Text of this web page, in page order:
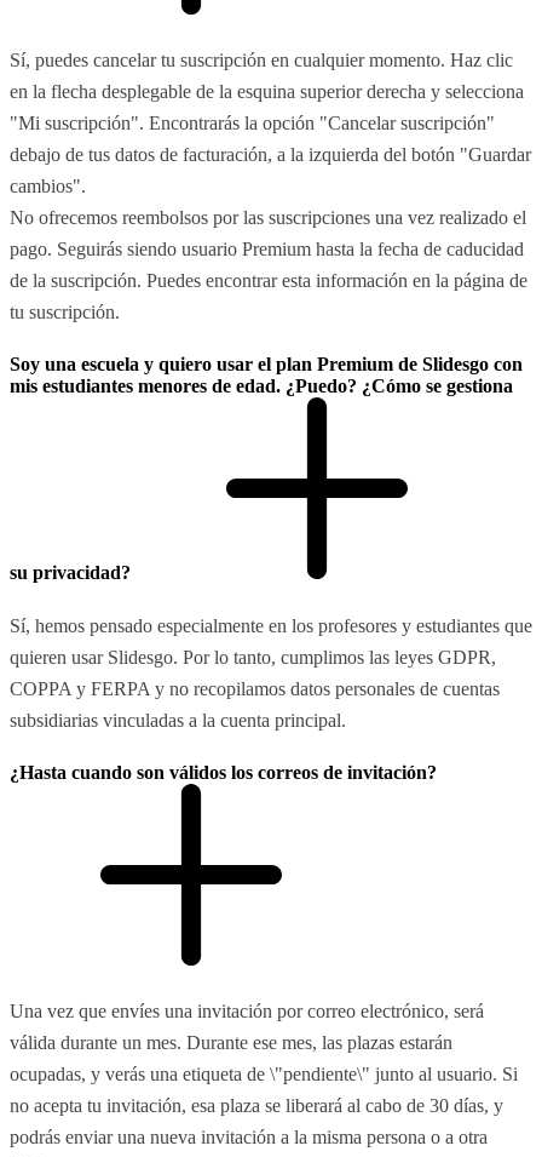
Sí, puedes cancelar tu suscripción en cualquier momento. Haz clic
en la flecha desplegable de la esquina superior derecha y selecciona
"Mi suscripción". Encontrarás la opción "Cancelar suscripción"
debajo de tus datos de facturación, a la izquierda del botón "Guardar
cambios".
No ofrecemos reembolsos por las suscripciones una vez realizado el
pago. Seguirás siendo usuario Premium hasta la fecha de caducidad
de la suscripción. Puedes encontrar esta información en la página de
tu suscripción.
Soy una escuela y quiero usar el plan Premium de Slidesgo con
mis estudiantes menores de edad. ¿Puedo? ¿Cómo se gestiona
su privacidad?
Sí, hemos pensado especialmente en los profesores y estudiantes que
quieren usar Slidesgo. Por lo tanto, cumplimos las leyes GDPR,
COPPA y FERPA y no recopilamos datos personales de cuentas
subsidiarias vinculadas a la cuenta principal.
¿Hasta cuando son válidos los correos de invitación?
Una vez que envíes una invitación por correo electrónico, será
válida durante un mes. Durante ese mes, las plazas estarán
ocupadas, y verás una etiqueta de \"pendiente\" junto al usuario. Si
no acepta tu invitación, esa plaza se liberará al cabo de 30 días, y
podrás enviar una nueva invitación a la misma persona o a otra